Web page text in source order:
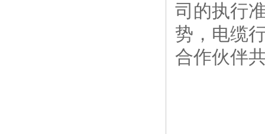
司的执行
势，电缆
合作伙伴